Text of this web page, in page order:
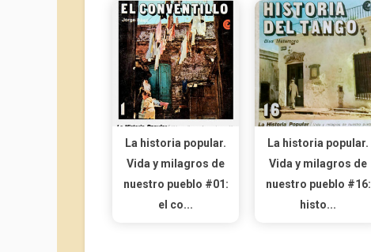
La historia popular.
Vida y milagros de
nuestro pueblo #01:
el co...
La historia popular.
Vida y milagros de
nuestro pueblo #16:
histo...